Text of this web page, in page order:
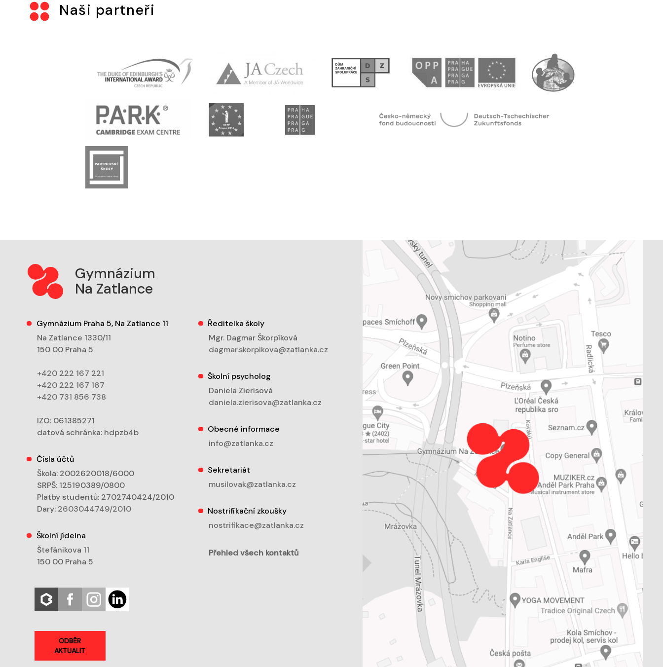
Naši partneři
Gymnázium
Na Zatlance
Gymnázium Praha 5, Na Zatlance 11
Na Zatlance 1330/11
150 00 Praha 5
+420 222 167 221
+420 222 167 167
+420 731 856 738
IZO: 061385271
datová schránka: hdpzb4b
Čísla účtů
Škola: 2002620018/6000
SRPŠ: 125190389/0800
Platby studentů: 2702740424/2010
Dary: 2603044749/2010
Školní jídelna
Štefánikova 11
150 00 Praha 5
ODBĚR
AKTUALIT
Ředitelka školy
Mgr. Dagmar Škorpíková
dagmar.skorpikova@zatlanka.cz
Školní psycholog
Daniela Zierisová
daniela.zierisova@zatlanka.cz
Obecné informace
info@zatlanka.cz
Sekretariát
musilovak@zatlanka.cz
Nostrifikační zkoušky
nostrifikace@zatlanka.cz
Přehled všech kontaktů